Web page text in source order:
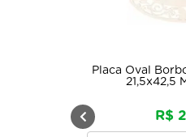
Borboleta Bem Vindos
R$ 28,52